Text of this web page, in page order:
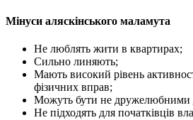
Мінуси аляскінського маламута
Не люблять жити в квартирах;
Сильно линяють;
Мають високий рівень
фізичних вправ;
Можуть бути не дружелюбними
Не підходять для початківців